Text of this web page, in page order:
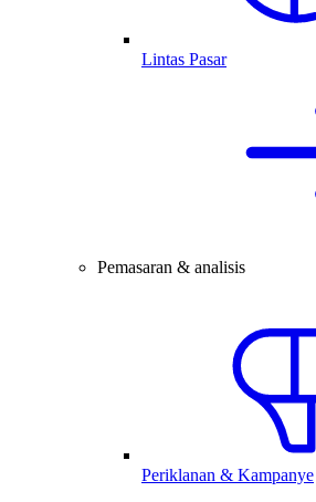
Lintas Pasar
Pemasaran & analisis
Periklanan & Kampanye